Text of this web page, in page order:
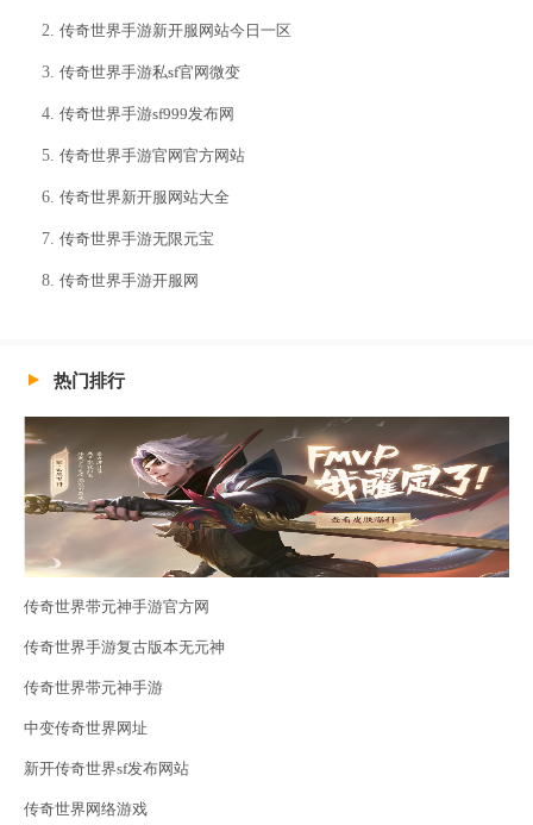
传奇世界手游新开服网站今日一区
传奇世界手游私sf官网微变
传奇世界手游sf999发布网
传奇世界手游官网官方网站
传奇世界新开服网站大全
传奇世界手游无限元宝
传奇世界手游开服网
热门排行
传奇世界带元神手游官方网
传奇世界手游复古版本无元神
传奇世界带元神手游
中变传奇世界网址
新开传奇世界sf发布网站
传奇世界网络游戏